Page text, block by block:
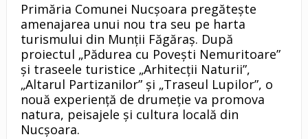
Primăria Comunei Nucșoara pregătește
amenajarea unui nou tra seu pe harta
turismului din Munții Făgăraș. După
proiectul „Pădurea cu Povești Nemuritoare”
și traseele turistice „Arhitecții Naturii”,
„Altarul Partizanilor” și „Traseul Lupilor”, o
nouă experiență de drumeție va promova
natura, peisajele și cultura locală din
Nucșoara.